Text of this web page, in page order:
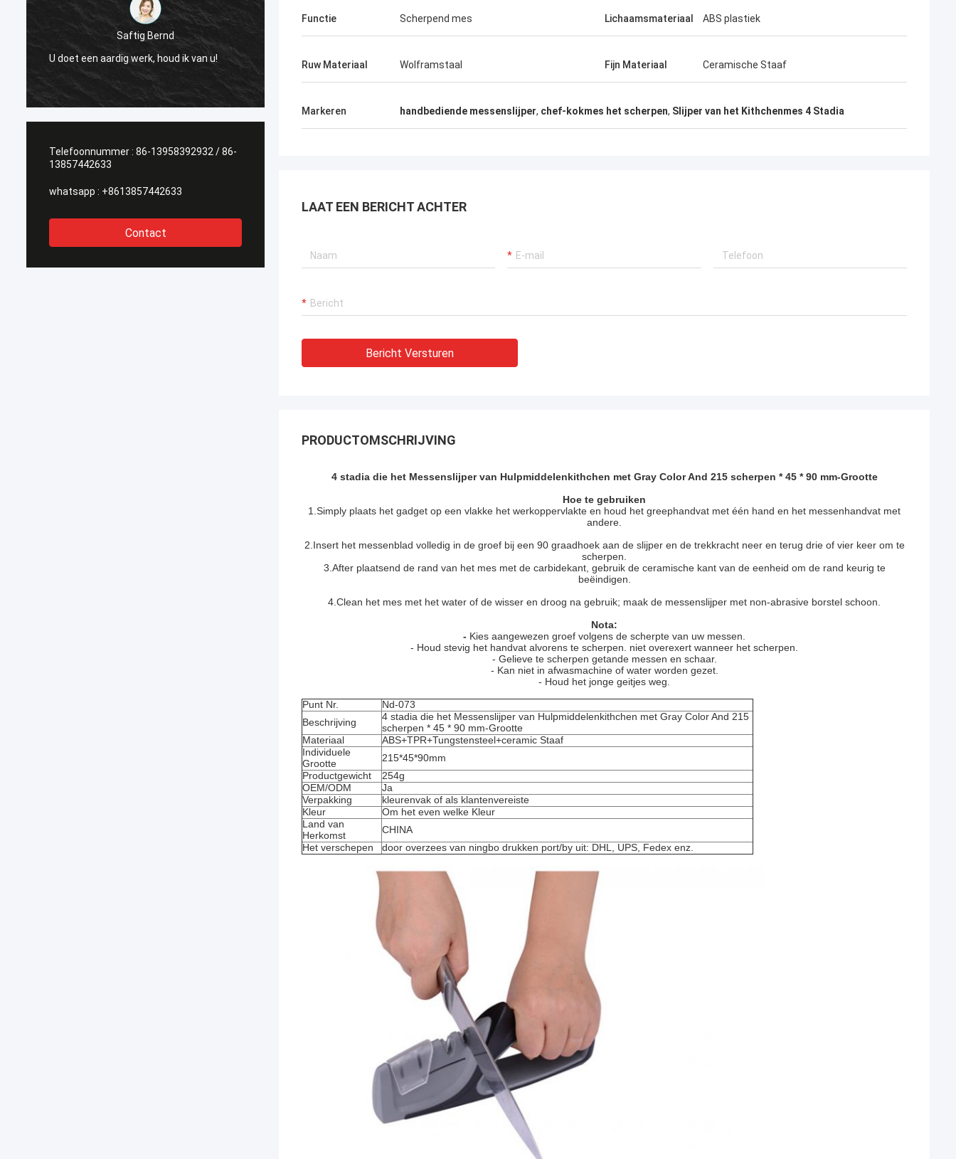
Saftig Bernd
U doet een aardig werk, houd ik van u!
Leverancier!
Telefoonnummer : 86-13958392932 / 86-
13857442633
whatsapp : +8613857442633
Contact
Functie Scherpend mes Lichaamsmateriaal ABS plastiek
Ruw Materiaal Wolframstaal Fijn Materiaal Ceramische Staaf
Markeren handbediende messenslijper, chef-kokmes het scherpen, Slijper van het Kithchenmes 4 Stadia
LAAT EEN BERICHT ACHTER
Bericht Versturen
PRODUCTOMSCHRIJVING
4 stadia die het Messenslijper van Hulpmiddelenkithchen met Gray Color And 215 scherpen * 45 * 90 mm-Grootte
Hoe te gebruiken
1.Simply plaats het gadget op een vlakke het werkoppervlakte en houd het greephandvat met één hand en het messenhandvat met
andere.
2.Insert het messenblad volledig in de groef bij een 90 graadhoek aan de slijper en de trekkracht neer en terug drie of vier keer om te
scherpen.
3.After plaatsend de rand van het mes met de carbidekant, gebruik de ceramische kant van de eenheid om de rand keurig te
beëindigen.
4.Clean het mes met het water of de wisser en droog na gebruik; maak de messenslijper met non-abrasive borstel schoon.
Nota:
- Kies aangewezen groef volgens de scherpte van uw messen.
- Houd stevig het handvat alvorens te scherpen. niet overexert wanneer het scherpen.
- Gelieve te scherpen getande messen en schaar.
- Kan niet in afwasmachine of water worden gezet.
- Houd het jonge geitjes weg.
Punt Nr.
Nd-073
Beschrijving
4 stadia die het Messenslijper van Hulpmiddelenkithchen met Gray Color And 215
scherpen * 45 * 90 mm-Grootte
Materiaal
ABS+TPR+Tungstensteel+ceramic Staaf
Individuele
Grootte
215*45*90mm
Productgewicht
254g
OEM/ODM
Ja
Verpakking
kleurenvak of als klantenvereiste
Kleur
Om het even welke Kleur
Land van
Herkomst
CHINA
Het verschepen
door overzees van ningbo drukken port/by uit: DHL, UPS, Fedex enz.